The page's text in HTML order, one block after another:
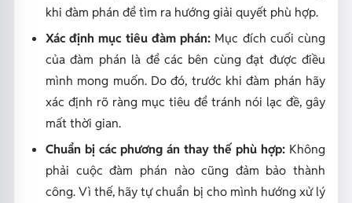
khi đàm phán để tìm ra hướng giải quyết phù hợp.
Xác định mục tiêu đàm phán: Mục đích cuối cùng
của đàm phán là để các bên cùng đạt được điều
mình mong muốn. Do đó, trước khi đàm phán hãy
xác định rõ ràng mục tiêu để tránh nói lạc đề, gây
mất thời gian.
Chuẩn bị các phương án thay thế phù hợp: Không
phải cuộc đàm phán nào cũng đảm bảo thành
công. Vì thế, hãy tự chuẩn bị cho mình hướng xử lý